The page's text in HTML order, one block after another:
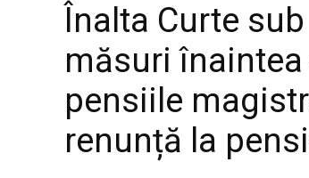
Înalta Curte
măsuri înaintea
pensiile
renunță la